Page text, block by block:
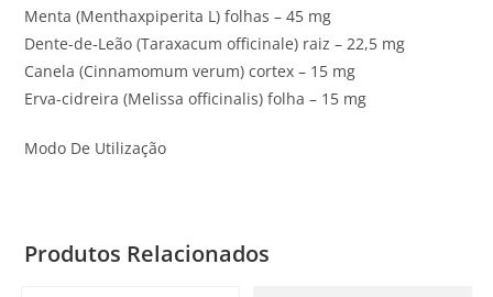
Menta (Menthaxpiperita L) folhas – 45 mg
Dente-de-Leão (Taraxacum officinale) raiz – 22,5 mg
Canela (Cinnamomum verum) cortex – 15 mg
Erva-cidreira (Melissa officinalis) folha – 15 mg
Modo De Utilização
Produtos Relacionados